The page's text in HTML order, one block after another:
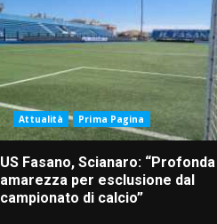
Attualità Prima Pagina
US Fasano, Scianaro: “Profonda
amarezza per esclusione dal
campionato di calcio”